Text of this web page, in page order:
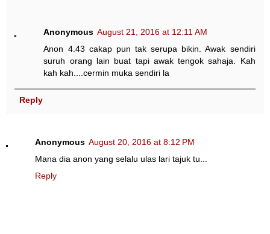
Anonymous August 21, 2016 at 12:11 AM
Anon 4.43 cakap pun tak serupa bikin. Awak sendiri
suruh orang lain buat tapi awak tengok sahaja. Kah
kah kah....cermin muka sendiri la
Reply
Anonymous August 20, 2016 at 8:12 PM
Mana dia anon yang selalu ulas lari tajuk tu...
Reply